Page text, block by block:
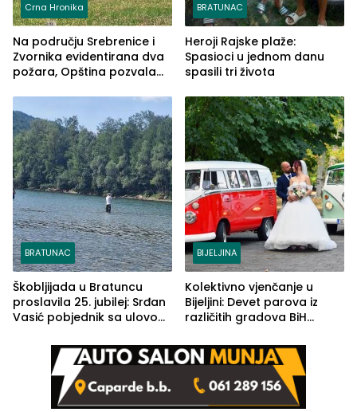
Crna Hronika
Na području Srebrenice i
Zvornika evidentirana dva
požara, Opština pozvala
BRATUNAC
Heroji Rajske plaže:
Spasioci u jednom danu
spasili tri života
BRATUNAC
Škobljijada u Bratuncu
proslavila 25. jubilej: Srđan
Vasić pobjednik sa ulovom
BIJELJINA
Kolektivno vjenčanje u
Bijeljini: Devet parova iz
različitih gradova BiH